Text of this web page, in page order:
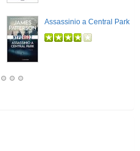
Assassinio a Central Park